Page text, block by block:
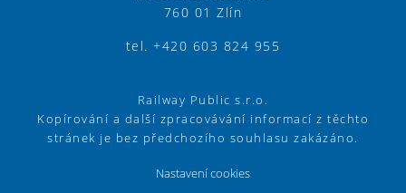
760 01 Zlín
tel. +420 603 824 955
Railway Public s.r.o.
Kopírování a další zpracovávání informací z těchto
stránek je bez předchozího souhlasu zakázáno.
Nastavení cookies